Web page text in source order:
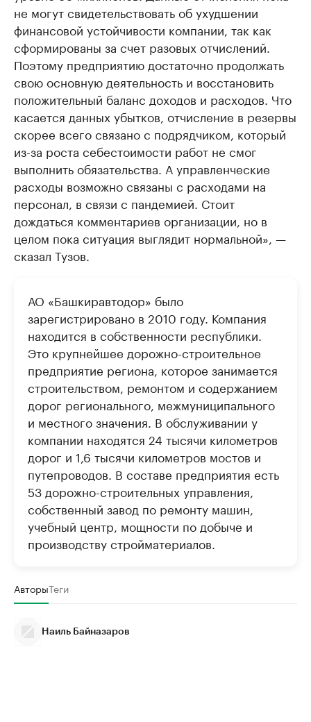
не могут свидетельствовать об ухудшении
финансовой устойчивости компании, так как
сформированы за счет разовых отчислений.
Поэтому предприятию достаточно продолжать
свою основную деятельность и восстановить
положительный баланс доходов и расходов. Что
касается данных убытков, отчисление в резервы
скорее всего связано с подрядчиком, который
из-за роста себестоимости работ не смог
выполнить обязательства. А управленческие
расходы возможно связаны с расходами на
персонал, в связи с пандемией. Стоит
дождаться комментариев организации, но в
целом пока ситуация выглядит нормальной», —
сказал Тузов.
АО «Башкиравтодор» было
зарегистрировано в 2010 году. Компания
находится в собственности республики.
Это крупнейшее дорожно-строительное
предприятие региона, которое занимается
строительством, ремонтом и содержанием
дорог регионального, межмуниципального
и местного значения. В обслуживании у
компании находятся 24 тысячи километров
дорог и 1,6 тысячи километров мостов и
путепроводов. В составе предприятия есть
53 дорожно-строительных управления,
собственный завод по ремонту машин,
учебный центр, мощности по добыче и
производству стройматериалов.
АвторыТеги
Наиль Байназаров